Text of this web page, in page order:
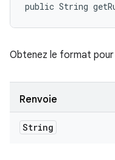
public String
Obtenez le format
Renvoie
String